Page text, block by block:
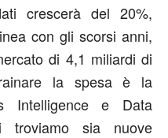
crescerà del 20%,
con gli scorsi anni,
di 4,1 miliardi di
la spesa è la
Intelligence e Data
troviamo sia nuove